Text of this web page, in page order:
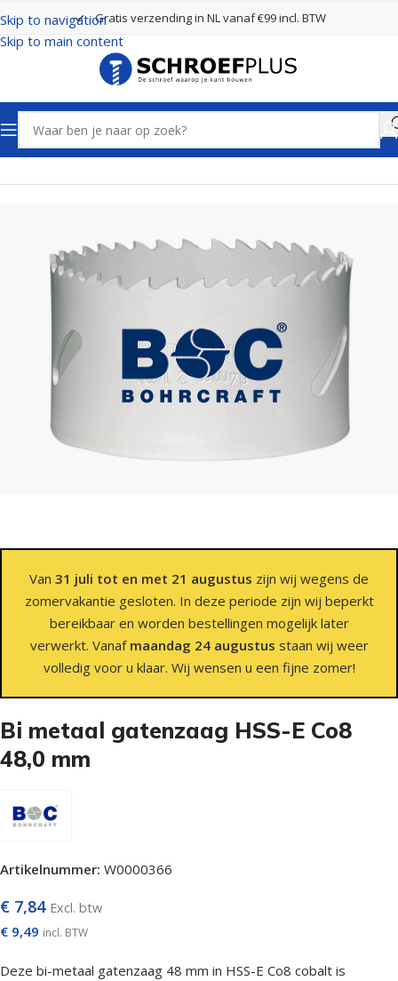
Skip to navigation
Skip to main content
Gratis verzending in NL vanaf €99 incl. BTW
Home Boren Gatenzagen
Van 31 juli tot en met 21 augustus zijn wij wegens de
zomervakantie gesloten. In deze periode zijn wij beperkt
bereikbaar en worden bestellingen mogelijk later
verwerkt. Vanaf maandag 24 augustus staan wij weer
volledig voor u klaar. Wij wensen u een fijne zomer!
Bi metaal gatenzaag HSS-E Co8
48,0 mm
Artikelnummer: W0000366
€ 7,84 Excl. btw
€ 9,49 incl. BTW
Deze bi-metaal gatenzaag 48 mm in HSS-E Co8 cobalt is